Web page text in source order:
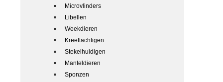
Microvlinders
Libellen
Weekdieren
Kreeftachtigen
Stekelhuidigen
Manteldieren
Sponzen